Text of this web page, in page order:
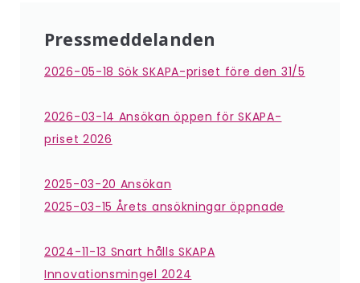
Pressmeddelanden
2026-05-18 Sök SKAPA-priset före den 31/5
2026-03-14 Ansökan öppen för SKAPA-
priset 2026
2025-03-20 Ansökan
2025-03-15 Årets ansökningar öppnade
2024-11-13 Snart hålls SKAPA
Innovationsmingel 2024